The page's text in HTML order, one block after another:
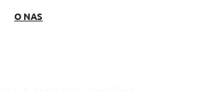
O NAS